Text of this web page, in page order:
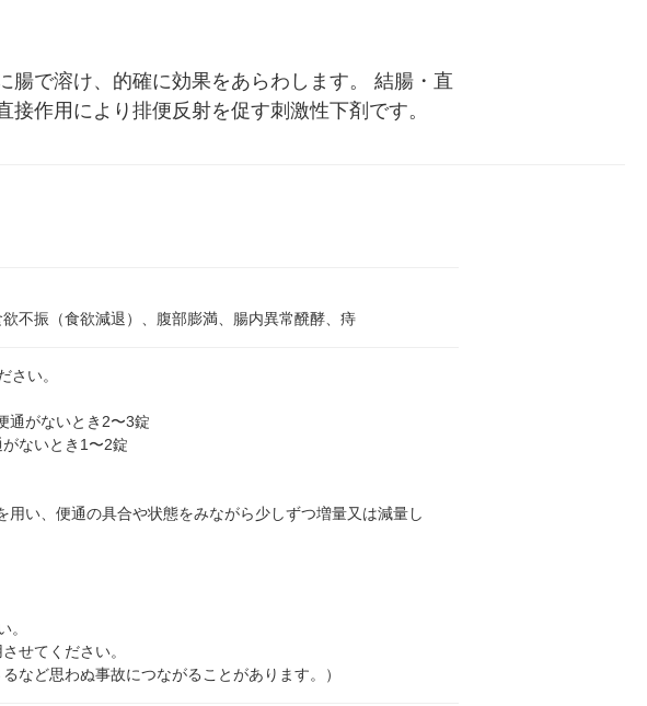
で溶け、的確に効果をあらわします。 結腸・直
作用により排便反射を促す刺激性下剤です。
不振（食欲減退）、腹部膨満、腸内異常醗酵、痔
さい。
通がないとき2〜3錠
ないとき1〜2錠
い、便通の具合や状態をみながら少しずつ増量又は減量し
。
せてください。
など思わぬ事故につながることがあります。）